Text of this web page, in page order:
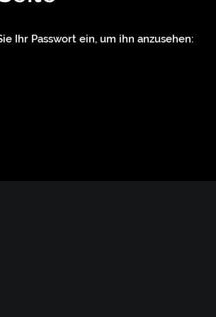
Ihr Passwort ein, um ihn anzusehen: